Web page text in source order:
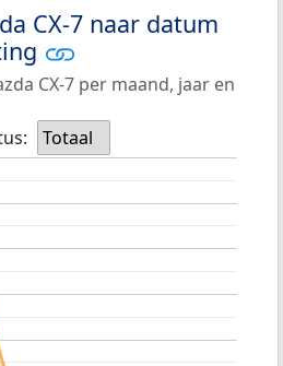
CX-7 naar datum
CX-7 per maand, jaar en
Totaal